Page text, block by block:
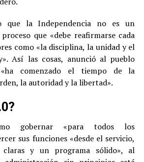
que la Independencia no es un
que «debe reafirmarse cada
como «la disciplina, la unidad y el
Así las cosas, anunció al pueblo
comenzado el tiempo de la
la autoridad y la libertad».
gobernar «para todos los
sus funciones «desde el servicio,
claras y un programa sólido», al